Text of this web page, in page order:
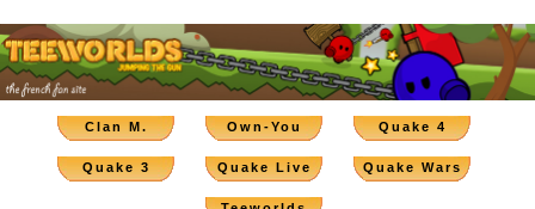
Clan M. Own-You Quake 4
Quake 3 Quake Live Quake Wars